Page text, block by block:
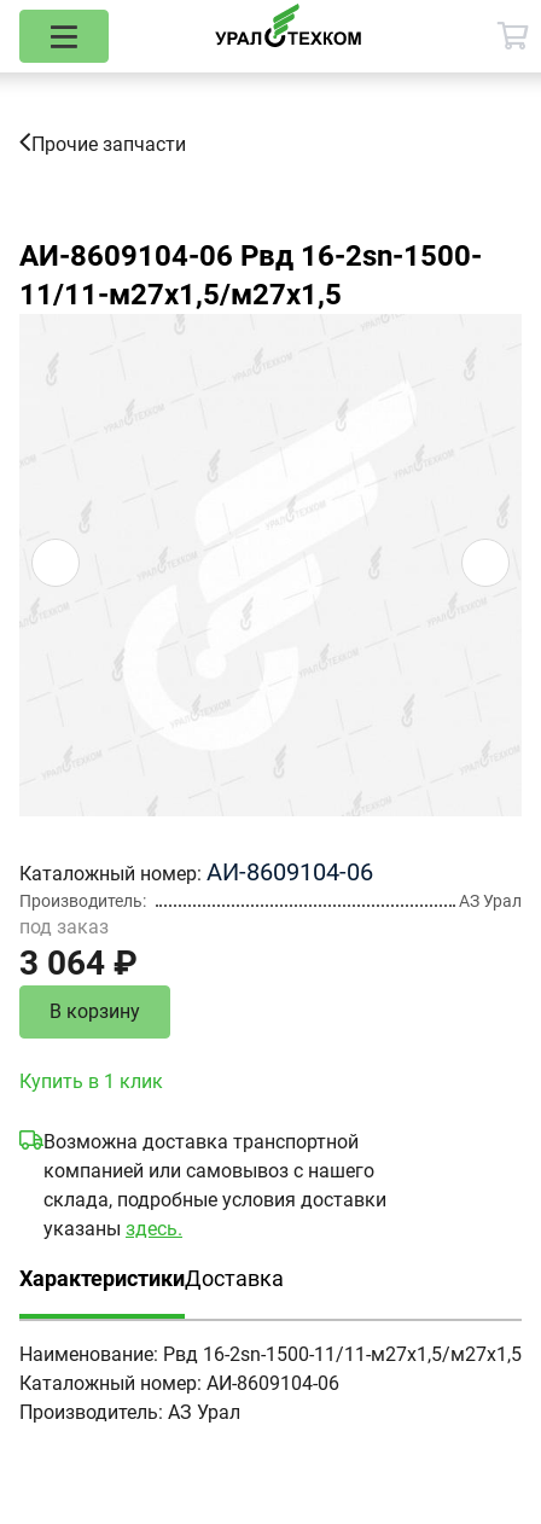
Прочие запчасти
АИ-8609104-06 Рвд 16-2sn-1500-
11/11-м27х1,5/м27х1,5
Каталожный номер АИ-8609104-06
Производитель АЗ Урал
под заказ
3 064 ₽
В корзину
Купить в 1 клик
Возможна доставка транспортной
компанией или самовывоз с нашего
склада, подробные условия доставки
указаны здесь.
Характеристики
(активная вкладка)
Доставка
Наименование: Рвд 16-2sn-1500-11/11-м27х1,5/м27х1,5
Каталожный номер: АИ-8609104-06
Производитель: АЗ Урал